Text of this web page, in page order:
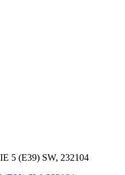
5 (E39) SW, 232104